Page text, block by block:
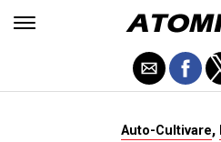
Auto-Cultivare,